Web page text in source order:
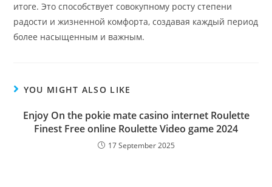
итоге. Это способствует совокупному росту степени
радости и жизненной комфорта, создавая каждый период
более насыщенным и важным.
YOU MIGHT ALSO LIKE
Enjoy On the pokie mate casino internet Roulette
Finest Free online Roulette Video game 2024
17 September 2025